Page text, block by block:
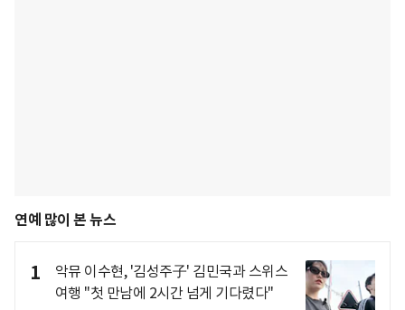
연예 많이 본 뉴스
1
악뮤 이수현, '김성주子' 김민국과 스위스
여행 "첫 만남에 2시간 넘게 기다렸다"